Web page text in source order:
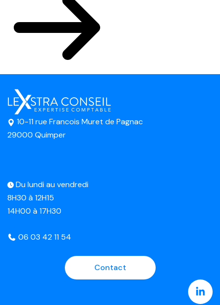
10-11 rue Francois Muret de Pagnac
29000 Quimper
Du lundi au vendredi
8H30 à 12H15
14H00 à 17H30
06 03 42 11 54
Contact